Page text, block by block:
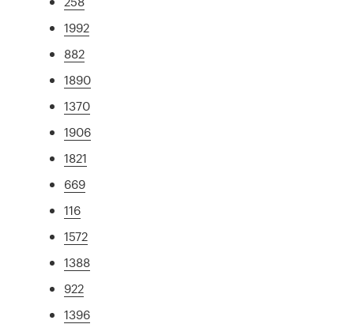
1992
882
1890
1370
1906
1821
669
116
1572
1388
922
1396